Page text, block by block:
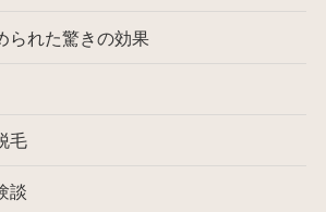
られた驚きの効果
毛
談